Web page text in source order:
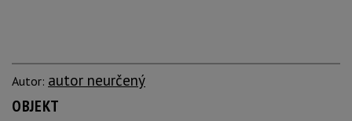
Autor: autor neurčený
OBJEKT